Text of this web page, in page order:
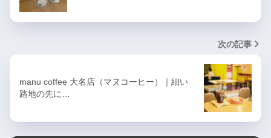
次の記事
manu coffee 大名店（マヌコーヒー）｜細い
路地の先に…